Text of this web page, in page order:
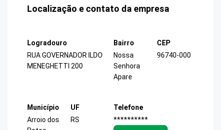
Localização e contato da empresa
Logradouro
RUA GOVERNADOR ILDO
MENEGHETTI 200
Bairro
Nossa
Senhora
Apare
CEP
96740-000
Município
Arroio dos
UF
RS
Telefone
**********